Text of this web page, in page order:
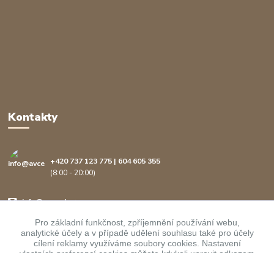
Kontakty
+420 737 123 775 | 604 605 355
(8:00 - 20:00)
info@avcenter.cz
Pro základní funkčnost, zpříjemnění používání webu,
analytické účely a v případě udělení souhlasu také pro účely
cílení reklamy využíváme soubory cookies. Nastavení